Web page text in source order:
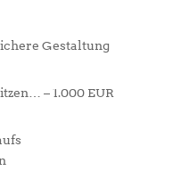
Gestaltung
– 1.000 EUR